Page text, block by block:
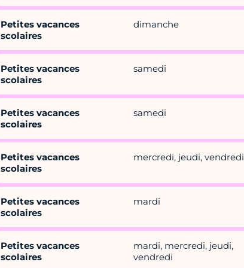
Petites vacances
scolaires
dimanche
Petites vacances
scolaires
samedi
Petites vacances
scolaires
samedi
Petites vacances
scolaires
mercredi, jeudi, vendredi
Petites vacances
scolaires
mardi
Petites vacances
scolaires
mardi, mercredi, jeudi,
vendredi